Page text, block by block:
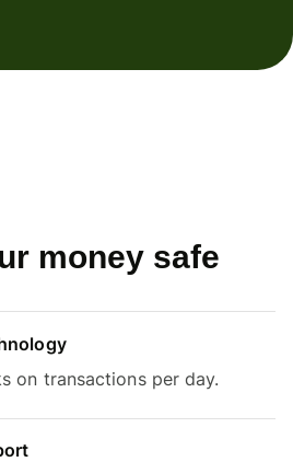
money safe
on transactions per day.